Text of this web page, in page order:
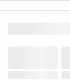
使用上の注意